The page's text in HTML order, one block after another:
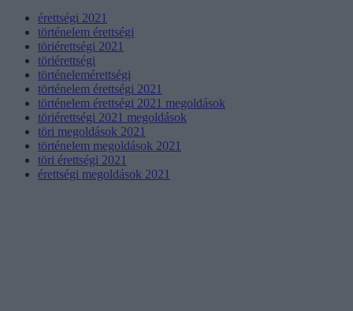
érettségi 2021
történelem érettségi
töriérettségi 2021
töriérettségi
történelemérettségi
történelem érettségi 2021
történelem érettségi 2021 megoldások
töriérettségi 2021 megoldások
töri megoldások 2021
történelem megoldások 2021
töri érettségi 2021
érettségi megoldások 2021